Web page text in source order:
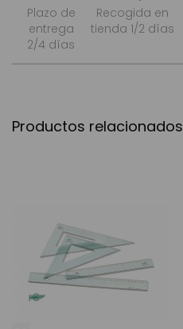
Plazo de
entrega
2/4 días
Recogida en
tienda 1/2 días
Productos relacionados